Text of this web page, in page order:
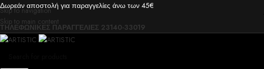
Skip to navigation
Skip to main content
Δωρεάν αποστολή για παραγγελίες άνω των 45€
ΤΗΛΕΦΩΝΙΚΕΣ ΠΑΡΑΓΓΕΛΙΕΣ 23140-33019